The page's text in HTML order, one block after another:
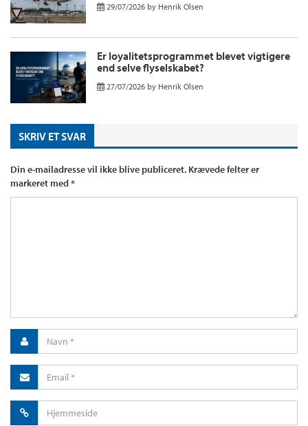
29/07/2026 by Henrik Olsen
Er loyalitetsprogrammet blevet vigtigere
end selve flyselskabet?
27/07/2026 by Henrik Olsen
SKRIV ET SVAR
Din e-mailadresse vil ikke blive publiceret. Krævede felter er
markeret med*